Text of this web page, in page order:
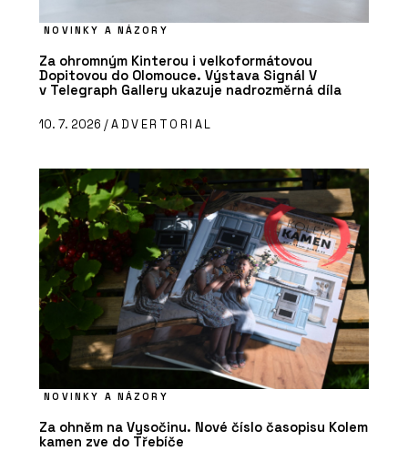
NOVINKY A NÁZORY
Za ohromným Kinterou i velkoformátovou
Dopitovou do Olomouce. Výstava Signál V
v Telegraph Gallery ukazuje nadrozměrná díla
10. 7. 2026 /ADVERTORIAL
NOVINKY A NÁZORY
Za ohněm na Vysočinu. Nové číslo časopisu Kolem
kamen zve do Třebíče